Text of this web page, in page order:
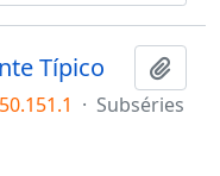
Típico
· Subséries